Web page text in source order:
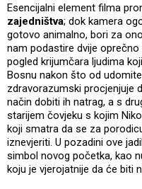
Esencijalni element filma
zajedništva; dok kamera
gotovo animalno, bori za
nam podastire dvije
pogled krijumčara ljudima
Bosnu nakon što od
zdravorazumski procjenjuje
način dobiti ih natrag, a s
starijem čovjeku s kojim
koji smatra da se za
iznevjeriti. U pozadini ove
simbol novog početka, kao
koju je vjerojatnije da će biti